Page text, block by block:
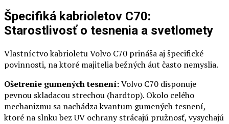
Špecifiká kabrioletov C70:
Starostlivosť o tesnenia a svetlomety
Vlastníctvo kabrioletu Volvo C70 prináša aj špecifické
povinnosti, na ktoré majitelia bežných áut často nemyslia.
Ošetrenie gumených tesnení:Volvo C70 disponuje
pevnou skladacou strechou (hardtop). Okolo celého
mechanizmu sa nachádza kvantum gumených tesnení,
ktoré na slnku bez UV ochrany strácajú pružnosť, vysychajú